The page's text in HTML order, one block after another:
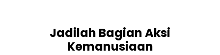
Jadilah Bagian Aksi
Kemanusiaan